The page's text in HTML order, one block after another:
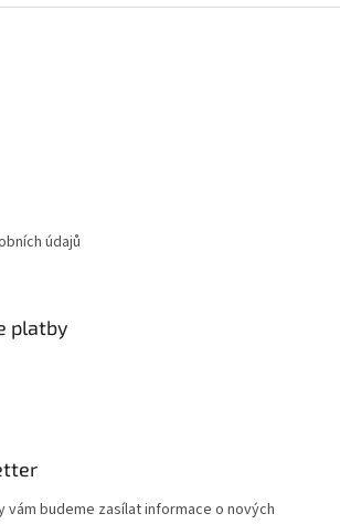
l
údajů
platby
vám budeme zasílat informace o nových